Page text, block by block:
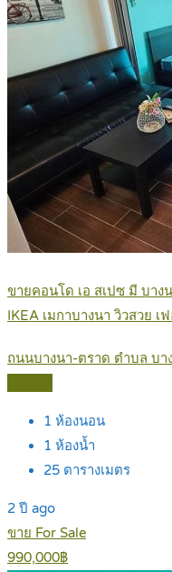
ขายคอนโด เอ สเปซ มี บาง
IKEA เมกาบางนา วิวสวย
ถนนบางนา-ตราด ตำบล บา
1 ห้องนอน
1 ห้องน้ำ
25 ตารางเมตร
2 ปี ago
ขาย For Sale
990,000฿